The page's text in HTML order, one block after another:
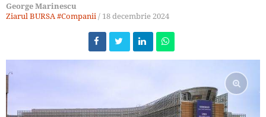
George Marinescu
Ziarul BURSA#Companii/ 18 decembrie 2024